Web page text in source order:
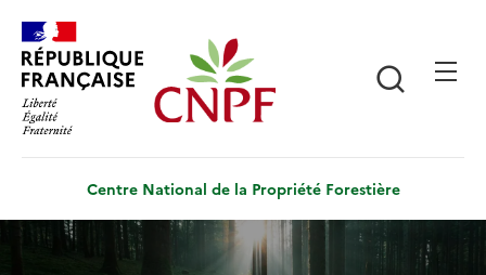
contenu
principal
Centre National de la Propriété Forestière